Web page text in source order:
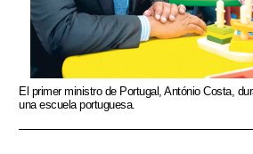
El primer ministro de Portugal, António Costa,
una escuela portuguesa.